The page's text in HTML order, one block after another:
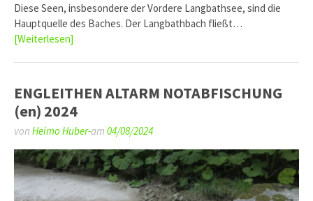
Diese Seen, insbesondere der Vordere Langbathsee, sind die
Hauptquelle des Baches. Der Langbathbach fließt…
[Weiterlesen]
ENGLEITHEN ALTARM NOTABFISCHUNG
(en) 2024
von Heimo Huber-am 04/08/2024